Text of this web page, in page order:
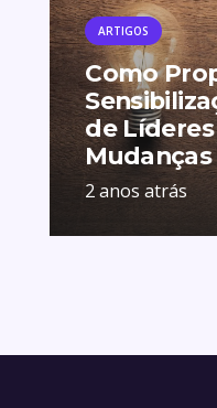
ARTIGOS
Como
de
Mudanças
2 anos atrás